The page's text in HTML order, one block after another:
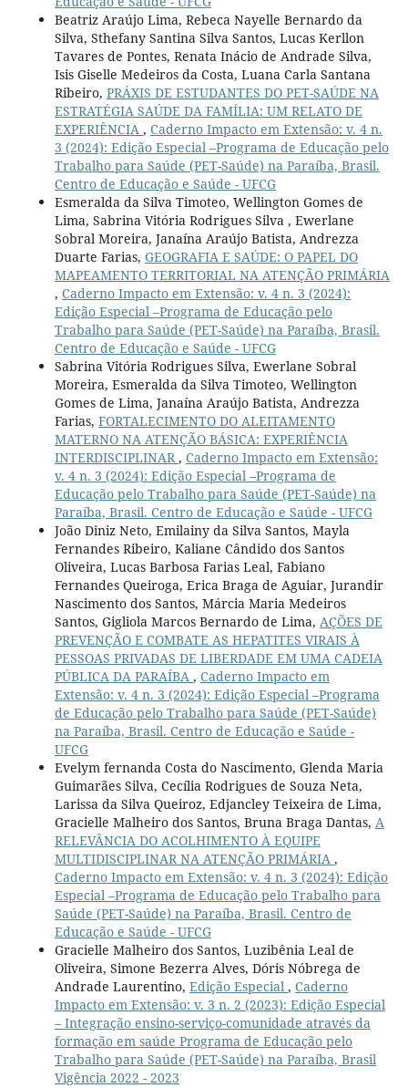
Beatriz Araújo Lima, Rebeca Nayelle Bernardo da
Silva, Sthefany Santina Silva Santos, Lucas Kerllon
Tavares de Pontes, Renata Inácio de Andrade Silva,
Isis Giselle Medeiros da Costa, Luana Carla Santana
Ribeiro, PRÁXIS DE ESTUDANTES DO PET-SAÚDE NA
ESTRATÉGIA SAÚDE DA FAMÍLIA: UM RELATO DE
EXPERIÊNCIA , Caderno Impacto em Extensão: v. 4 n.
3 (2024): Edição Especial –Programa de Educação pelo
Trabalho para Saúde (PET-Saúde) na Paraíba, Brasil.
Centro de Educação e Saúde - UFCG
Esmeralda da Silva Timoteo, Wellington Gomes de
Lima, Sabrina Vitória Rodrigues Silva , Ewerlane
Sobral Moreira, Janaína Araújo Batista, Andrezza
Duarte Farias, GEOGRAFIA E SAÚDE: O PAPEL DO
MAPEAMENTO TERRITORIAL NA ATENÇÃO PRIMÁRIA
, Caderno Impacto em Extensão: v. 4 n. 3 (2024):
Edição Especial –Programa de Educação pelo
Trabalho para Saúde (PET-Saúde) na Paraíba, Brasil.
Centro de Educação e Saúde - UFCG
Sabrina Vitória Rodrigues Silva, Ewerlane Sobral
Moreira, Esmeralda da Silva Timoteo, Wellington
Gomes de Lima, Janaína Araújo Batista, Andrezza
Farias, FORTALECIMENTO DO ALEITAMENTO
MATERNO NA ATENÇÃO BÁSICA: EXPERIÊNCIA
INTERDISCIPLINAR, Caderno Impacto em Extensão:
v. 4 n. 3 (2024): Edição Especial –Programa de
Educação pelo Trabalho para Saúde (PET-Saúde) na
Paraíba, Brasil. Centro de Educação e Saúde - UFCG
João Diniz Neto, Emilainy da Silva Santos, Mayla
Fernandes Ribeiro, Kaliane Cândido dos Santos
Oliveira, Lucas Barbosa Farias Leal, Fabiano
Fernandes Queiroga, Erica Braga de Aguiar, Jurandir
Nascimento dos Santos, Márcia Maria Medeiros
Santos, Gigliola Marcos Bernardo de Lima, AÇÕES DE
PREVENÇÃO E COMBATE AS HEPATITES VIRAIS À
PESSOAS PRIVADAS DE LIBERDADE EM UMA CADEIA
PÚBLICA DA PARAÍBA , Caderno Impacto em
Extensão: v. 4 n. 3 (2024): Edição Especial –Programa
de Educação pelo Trabalho para Saúde (PET-Saúde)
na Paraíba, Brasil. Centro de Educação e Saúde -
UFCG
Evelym fernanda Costa do Nascimento, Glenda Maria
Guimarães Silva, Cecília Rodrigues de Souza Neta,
Larissa da Silva Queiroz, Edjancley Teixeira de Lima,
Gracielle Malheiro dos Santos, Bruna Braga Dantas, A
RELEVÂNCIA DO ACOLHIMENTO À EQUIPE
MULTIDISCIPLINAR NA ATENÇÃO PRIMÁRIA ,
Caderno Impacto em Extensão: v. 4 n. 3 (2024): Edição
Especial –Programa de Educação pelo Trabalho para
Saúde (PET-Saúde) na Paraíba, Brasil. Centro de
Educação e Saúde - UFCG
Gracielle Malheiro dos Santos, Luzibênia Leal de
Oliveira, Simone Bezerra Alves, Dóris Nóbrega de
Andrade Laurentino, Edição Especial , Caderno
Impacto em Extensão: v. 3 n. 2 (2023): Edição Especial
– Integração ensino-serviço-comunidade através da
formação em saúde Programa de Educação pelo
Trabalho para Saúde (PET-Saúde) na Paraíba, Brasil
Vigência 2022 - 2023